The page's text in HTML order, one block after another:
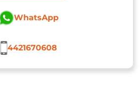
WhatsApp
4421670608